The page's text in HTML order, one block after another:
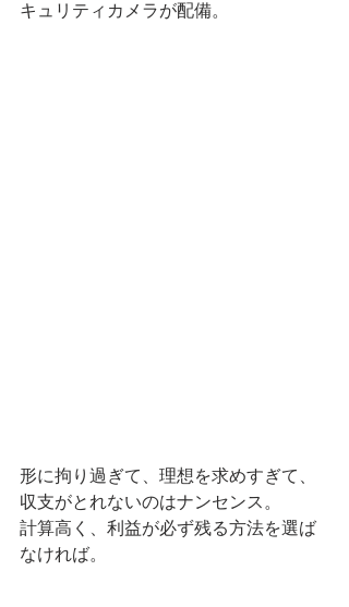
キュリティカメラが配備。
形に拘り過ぎて、理想を求めすぎて、
収支がとれないのはナンセンス。
計算高く、利益が必ず残る方法を選ば
なければ。